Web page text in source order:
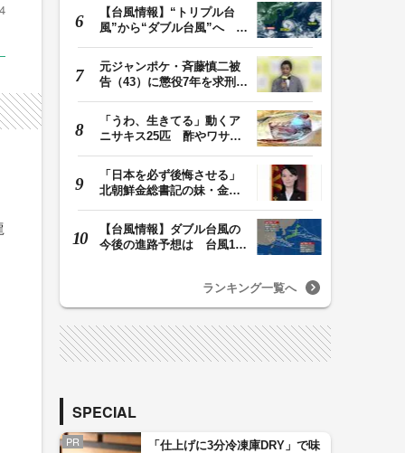
【台風情報】“トリプル台
風”から“ダブル台風”へ 13
元ジャンポケ・斉藤慎二被
告（43）に懲役7年を求刑
「うわ、生きてる」動くア
ニサキス25匹 酢やワサビ
「日本を必ず後悔させる」
北朝鮮金総書記の妹・金与
【台風情報】ダブル台風の
今後の進路予想は 台風13
ランキング一覧へ
SPECIAL
PR
「仕上げに3分冷凍庫DRY」で味